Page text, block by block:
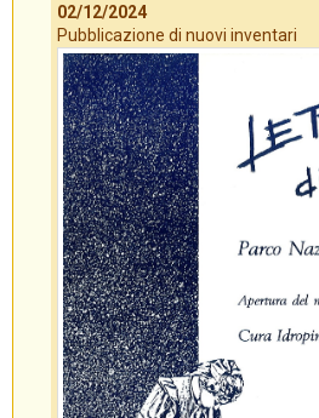
02/12/2024
Pubblicazione di nuovi inventari